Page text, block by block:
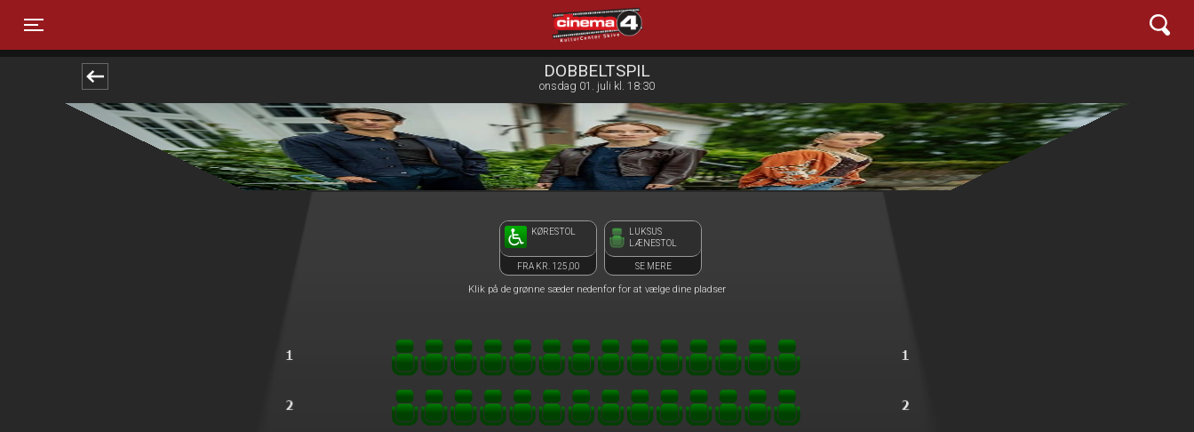
Cinema4
DOBBELTSPIL
onsdag 01. juli kl. 18:30
KØRESTOL
FRA KR. 125,00
LUKSUS
LÆNESTOL
SE MERE
Klik på de grønne sæder nedenfor for at vælge dine pladser
front05-temp 010332